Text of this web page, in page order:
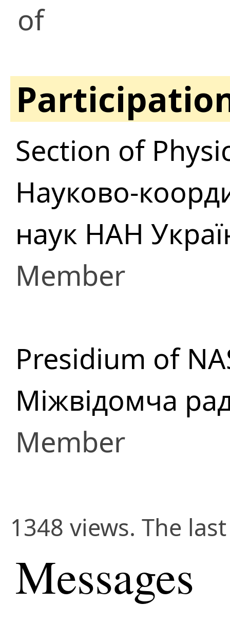
of
Section of
Науково-
наук НАН
Member
Presidium of
Міжвідомча
Member
1348 views. The
Messages